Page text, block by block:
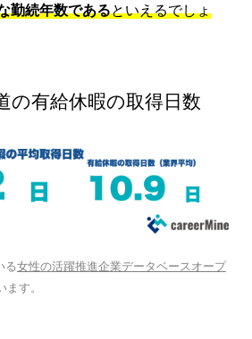
勤続年数であるといえるでしょ
の有給休暇の取得日数
る女性の活躍推進企業データベースオープ
す。